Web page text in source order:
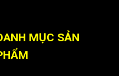
MỤC SẢN